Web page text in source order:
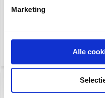
Marketing
Alle
Black Premium Leather |
Gitaarband
€ 159,95